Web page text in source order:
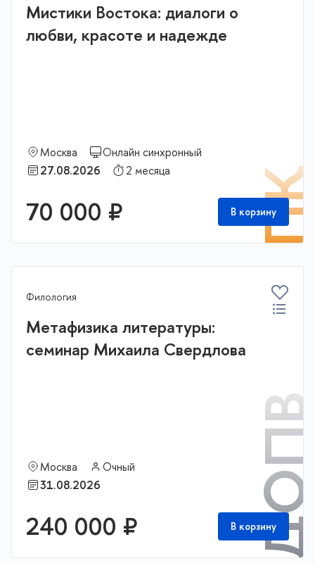
Мистики Востока: диалоги о
любви, красоте и надежде
Москва
Онлайн синхронный
27.08.2026
2 месяца
70 000 ₽ В корзину
Филология
Метафизика литературы:
семинар Михаила Свердлова
Москва
Очный
31.08.2026
240 000 ₽ В корзину